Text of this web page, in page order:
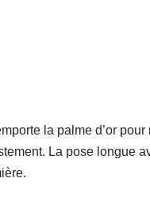
la palme d’or
La pose longue